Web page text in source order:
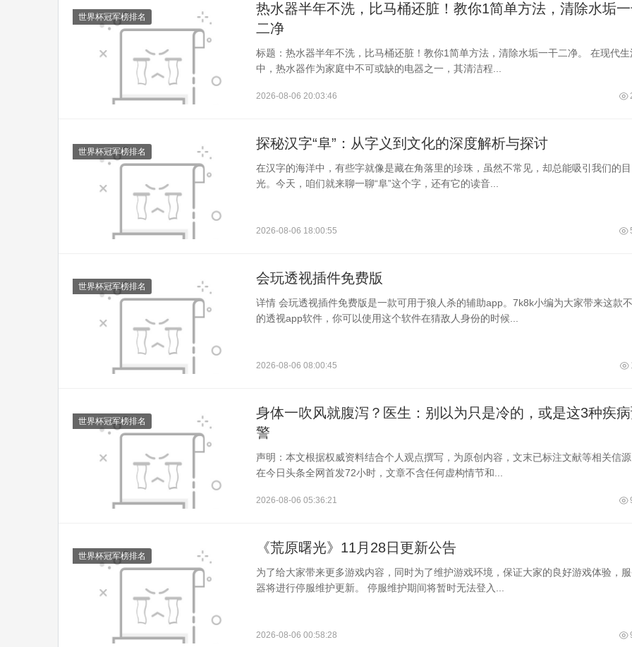
世界杯冠军榜排名
热水器半年不洗，比马桶还脏！教你1简单方法，清除水垢
二净
标题：热水器半年不洗，比马桶还脏！教你1简单方法，清除水垢一干二净。 在现代生
中，热水器作为家庭中不可或缺的电器之一，其清洁程...
2026-08-06 20:03:46
世界杯冠军榜排名
探秘汉字“阜”：从字义到文化的深度解析与探讨
在汉字的海洋中，有些字就像是藏在角落里的珍珠，虽然不常见，却总能吸引我们的目
光。今天，咱们就来聊一聊“阜”这个字，还有它的读音...
2026-08-06 18:00:55
世界杯冠军榜排名
会玩透视插件免费版
详情 会玩透视插件免费版是一款可用于狼人杀的辅助app。7k8k小编为大家带来这款
的透视app软件，你可以使用这个软件在猜敌人身份的时候...
2026-08-06 08:00:45
世界杯冠军榜排名
身体一吹风就腹泻？医生：别以为只是冷的，或是这3种疾
警
声明：本文根据权威资料结合个人观点撰写，为原创内容，文末已标注文献等相关信源
在今日头条全网首发72小时，文章不含任何虚构情节和...
2026-08-06 05:36:21
世界杯冠军榜排名
《荒原曙光》11月28日更新公告
为了给大家带来更多游戏内容，同时为了维护游戏环境，保证大家的良好游戏体验，
器将进行停服维护更新。 停服维护期间将暂时无法登入...
2026-08-06 00:58:28